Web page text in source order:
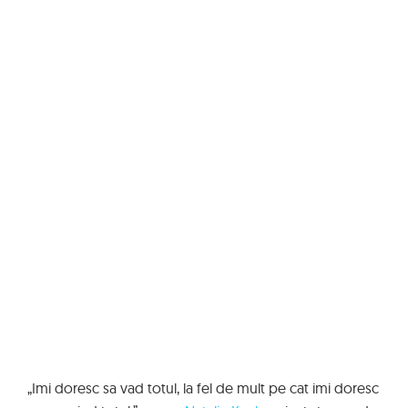
„Imi doresc sa vad totul, la fel de mult pe cat imi doresc